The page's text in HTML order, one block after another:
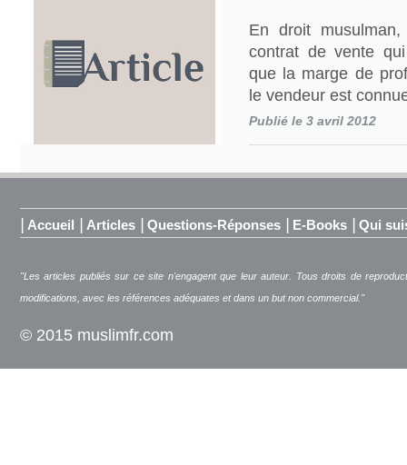
En droit
contrat de vente
que la marge de
le vendeur est
Publié le 3 avril 2012
| Accueil | Articles | Questions-Réponses | E-Books | Qui
"Les articles publiés sur ce site n'engagent que leur auteur. Tous droits de
modifications, avec les références adéquates et dans un but non commercial."
© 2015 muslimfr.com